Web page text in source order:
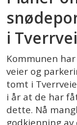
i
Kommunen
veier og
tomt i
i år at de har
dette. Nå
godkjenning